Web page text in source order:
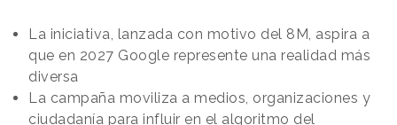
La iniciativa, lanzada con motivo del 8M, aspira a
que en 2027 Google represente una realidad más
diversa
La campaña moviliza a medios, organizaciones y
ciudadanía para influir en el algoritmo del